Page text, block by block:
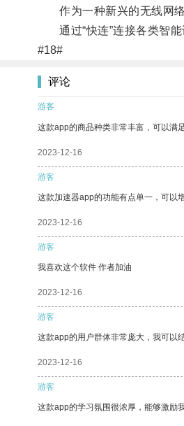
作为一种新兴的无线网络
通过“快连”连接各类智能
#18#
评论
游客
这款app的商品种类非常丰富，可以满
2023-12-16
游客
这款加速器app的功能有点单一，可以
2023-12-16
游客
我喜欢这个软件 作者加油
2023-12-16
游客
这款app的用户群体非常庞大，我可以
2023-12-16
游客
这款app的学习氛围很浓厚，能够激励